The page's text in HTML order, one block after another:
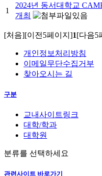
1
2024년 동서대학교
개최
[처음][이전5페이지]1[다음5
개인정보처리방침
이메일무단수집거부
찾아오시는 길
구분
교내사이트링크
대학/학과
대학원
분류를 선택하세요
관련사이트 바로가기